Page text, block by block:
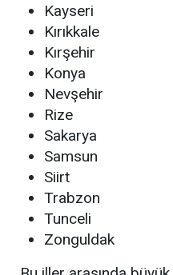
Kayseri
Kırıkkale
Kırşehir
Konya
Nevşehir
Rize
Sakarya
Samsun
Siirt
Trabzon
Tunceli
Zonguldak